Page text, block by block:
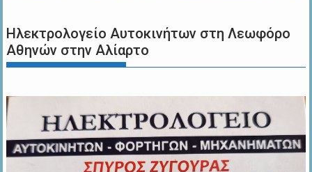
Ηλεκτρολογείο Αυτοκινήτων στη Λεωφόρο
Αθηνών στην Αλίαρτο